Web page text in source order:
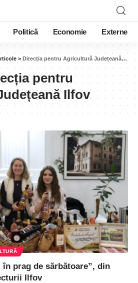
Politică Economie Externe
> Direcția pentru Agricultură Județeană Ilfov
pentru
Ilfov
prag de sărbătoare”, din
Ilfov